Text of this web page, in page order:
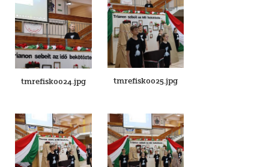
tmrefisk0024.jpg tmrefisk0025.jpg